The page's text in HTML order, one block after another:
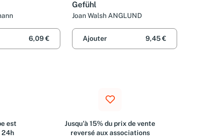
6,09 €
Gefühl
Joan Walsh ANGLUND
Ajouter 9,45 €
est
24h
Jusqu'à 15% du prix de vente
reversé aux associations